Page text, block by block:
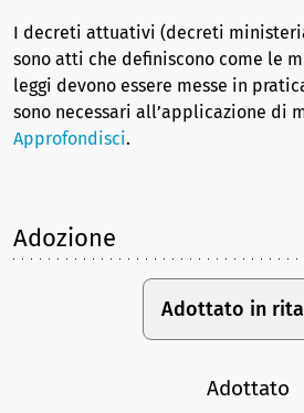
I decreti attuativi (decreti
sono atti che definiscono come le
leggi devono essere messe in
sono necessari all’applicazione di
Approfondisci.
Adozione
Adottato in
Adottato